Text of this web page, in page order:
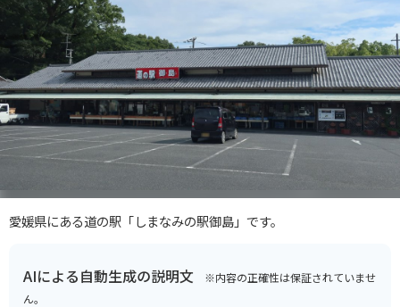
愛媛県にある道の駅「しまなみの駅御島」です。
AIによる自動生成の説明文 ※内容の正確性は保証されていませ
ん。